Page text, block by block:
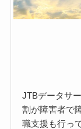
JTBデータサ
割が障害者で
職支援も行っ